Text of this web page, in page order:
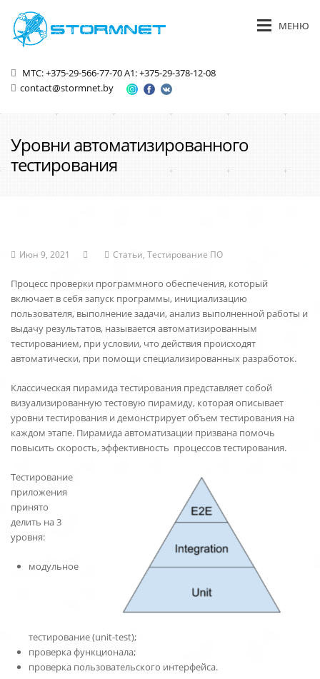
МЕНЮ
МТС: +375-29-566-77-70A1: +375-29-378-12-08
contact@stormnet.by
Уровни автоматизированного
тестирования
Июн 9, 2021 Статьи, Тестирование ПО
Процесс проверки программного обеспечения, который
включает в себя запуск программы, инициализацию
пользователя, выполнение задачи, анализ выполненной работы и
выдачу результатов, называется автоматизированным
тестированием, при условии, что действия происходят
автоматически, при помощи специализированных разработок.
Классическая пирамида тестирования представляет собой
визуализированную тестовую пирамиду, которая описывает
уровни тестирования и демонстрирует объем тестирования на
каждом этапе. Пирамида автоматизации призвана помочь
повысить скорость, эффективность процессов тестирования.
Тестирование
приложения
принято
делить на 3
уровня:
модульное
тестирование (unit-test);
проверка функционала;
проверка пользовательского интерфейса.